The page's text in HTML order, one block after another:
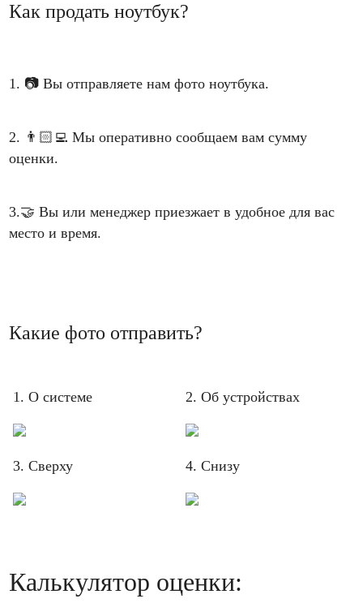
Как продать ноутбук?
1. 📷 Вы отправляете нам фото ноутбука.
2. 👨🏻‍💻 Мы оперативно сообщаем вам сумму
оценки.
3.🤝 Вы или менеджер приезжает в удобное для вас
место и время.
Какие фото отправить?
1. О системе 2. Об устройствах
3. Сверху 4. Снизу
Калькулятор оценки: